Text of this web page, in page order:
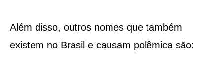
Além disso, outros nomes que também
existem no Brasil e causam polêmica são: